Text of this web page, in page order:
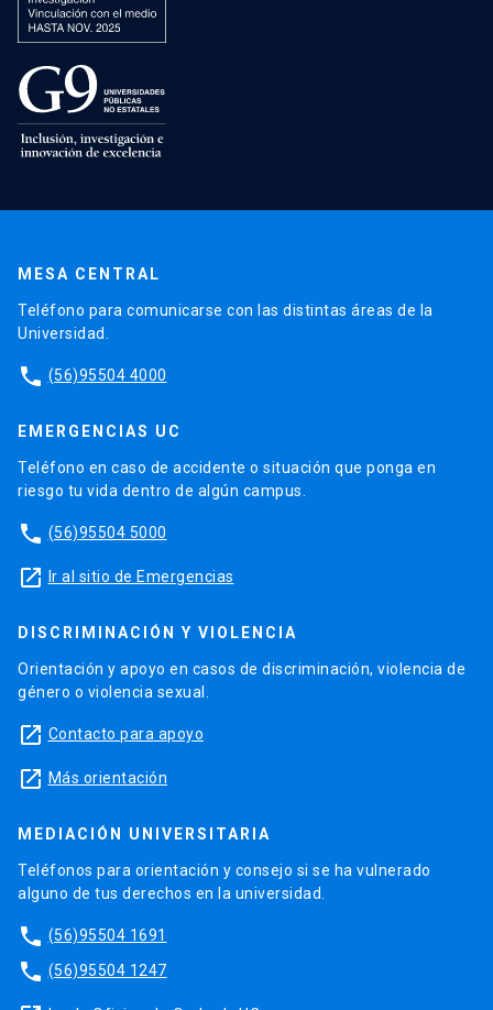
MESA CENTRAL
Teléfono para comunicarse con las distintas áreas de la
Universidad.
phone (56)95504 4000
EMERGENCIAS UC
Teléfono en caso de accidente o situación que ponga en
riesgo tu vida dentro de algún campus.
phone (56)95504 5000
launch Ir al sitio de Emergencias
DISCRIMINACIÓN Y VIOLENCIA
Orientación y apoyo en casos de discriminación, violencia de
género o violencia sexual.
launch Contacto para apoyo
launch Más orientación
MEDIACIÓN UNIVERSITARIA
Teléfonos para orientación y consejo si se ha vulnerado
alguno de tus derechos en la universidad.
phone (56)95504 1691
phone (56)95504 1247